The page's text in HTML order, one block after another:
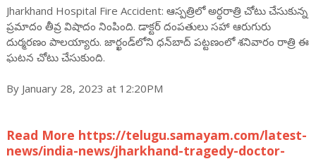
Jharkhand Hospital Fire Accident: ఆస్పత్రిలో అర్ధరాత్రి చోటు చేసుకున్న
ప్రమాదం తీవ్ర విషాదం నింపింది. డాక్టర్ దంపతులు సహా ఆరుగురు
దుర్మరణం పాలయ్యారు. జార్ఖండ్‌లోని ధన్‌బాద్ పట్టణంలో శనివారం రాత్రి ఈ
ఘటన చోటు చేసుకుంది.
By January 28, 2023 at 12:20PM
Read More https://telugu.samayam.com/latest-
news/india-news/jharkhand-tragedy-doctor-